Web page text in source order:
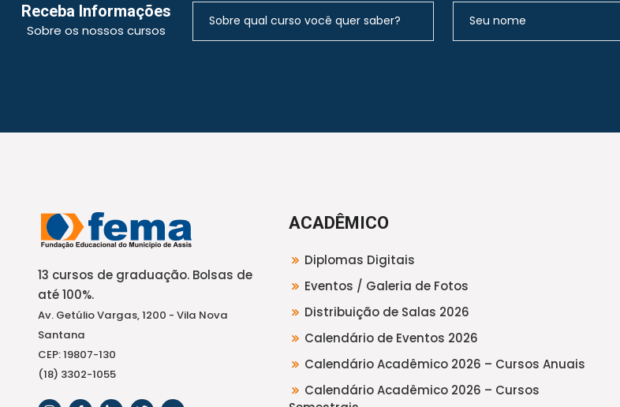
Receba Informações
Sobre os nossos cursos
13 cursos de graduação. Bolsas de
até 100%.
Av. Getúlio Vargas, 1200 - Vila Nova
Santana
CEP: 19807-130
(18) 3302-1055
ACADÊMICO
Diplomas Digitais
Eventos / Galeria de Fotos
Distribuição de Salas 2026
Calendário de Eventos 2026
Calendário Acadêmico 2026 – Cursos Anuais
Calendário Acadêmico 2026 – Cursos